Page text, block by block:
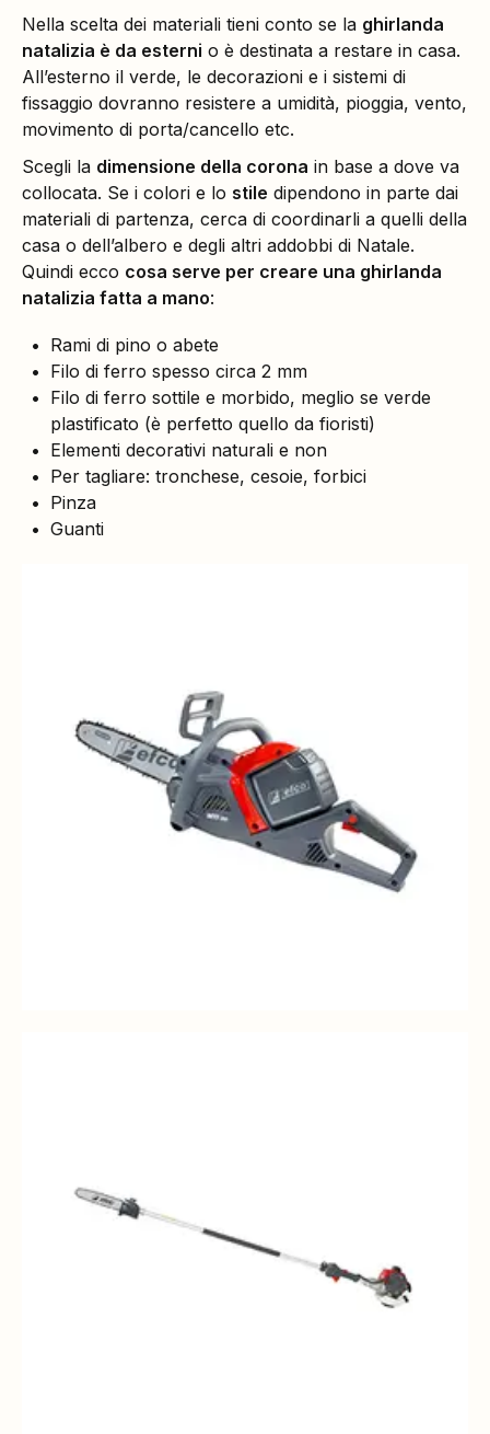
Nella scelta dei materiali tieni conto se la ghirlanda
natalizia è da esterni o è destinata a restare in casa.
All’esterno il verde, le decorazioni e i sistemi di
fissaggio dovranno resistere a umidità, pioggia, vento,
movimento di porta/cancello etc.
Scegli la dimensione della corona in base a dove va
collocata. Se i colori e lo stile dipendono in parte dai
materiali di partenza, cerca di coordinarli a quelli della
casa o dell’albero e degli altri addobbi di Natale.
Quindi ecco cosa serve per creare una ghirlanda
natalizia fatta a mano:
Rami di pino o abete
Filo di ferro spesso circa 2 mm
Filo di ferro sottile e morbido, meglio se verde
plastificato (è perfetto quello da fioristi)
Elementi decorativi naturali e non
Per tagliare: tronchese, cesoie, forbici
Pinza
Guanti